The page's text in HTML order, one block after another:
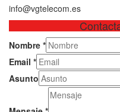
info@vgtelecom.es
Nombre *
Email *
Asunto